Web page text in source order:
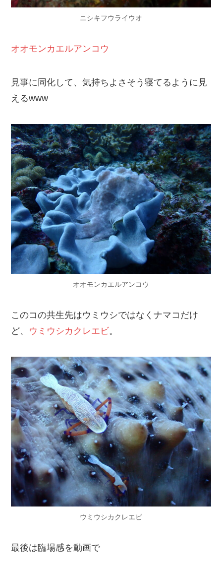
ニシキフウライウオ
オオモンカエルアンコウ
見事に同化して、気持ちよさそう寝てるように見
えるwww
オオモンカエルアンコウ
このコの共生先はウミウシではなくナマコだけ
ど、 ウミウシカクレエビ。
ウミウシカクレエビ
最後は臨場感を動画で